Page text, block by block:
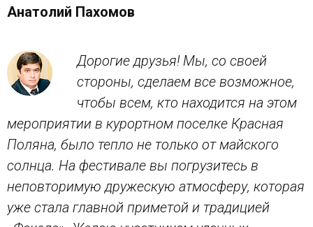
Анатолий Пахомов
Дорогие друзья! Мы, со своей
стороны, сделаем все возможное,
чтобы всем, кто находится на этом
мероприятии в курортном поселке Красная
Поляна, было тепло не только от майского
солнца. На фестивале вы погрузитесь в
неповторимую дружескую атмосферу, которая
уже стала главной приметой и традицией